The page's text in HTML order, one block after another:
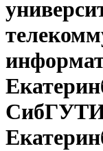
СибГУТИ